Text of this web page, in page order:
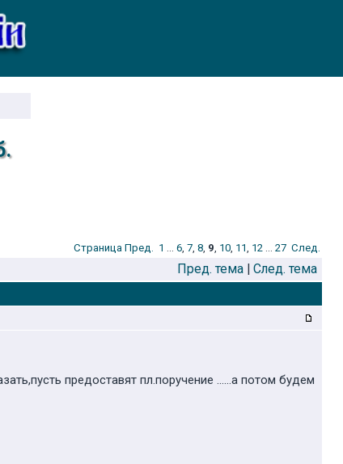
Стрaница Пред. 1 ... 6, 7, 8, 9, 10, 11, 12 ... 27 След.
Пред. тема | След. тема
предоставят пл.поручение ......а потом будем